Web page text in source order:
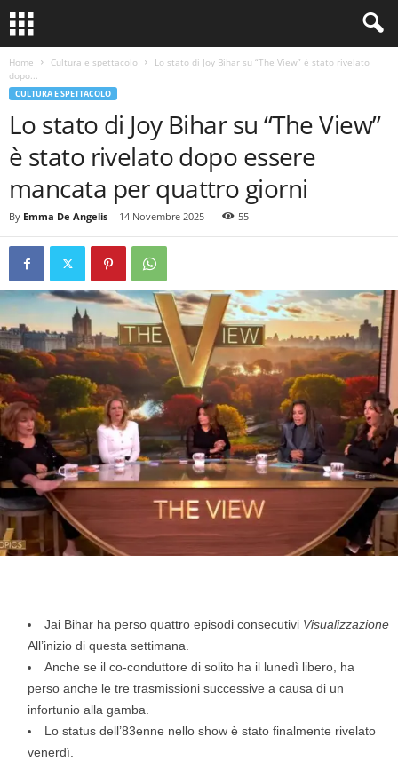
Home Cultura e spettacolo
Lo stato di Joy Bihar su “The View” è stato rivelato
dopo...
CULTURA E SPETTACOLO
Lo stato di Joy Bihar su “The View”
è stato rivelato dopo essere
mancata per quattro giorni
By Emma De Angelis - 14 Novembre 2025 55
Jai Bihar ha perso quattro episodi consecutivi Visualizzazione
All’inizio di questa settimana.
Anche se il co-conduttore di solito ha il lunedì libero, ha
perso anche le tre trasmissioni successive a causa di un
infortunio alla gamba.
Lo status dell’83enne nello show è stato finalmente rivelato
venerdì.